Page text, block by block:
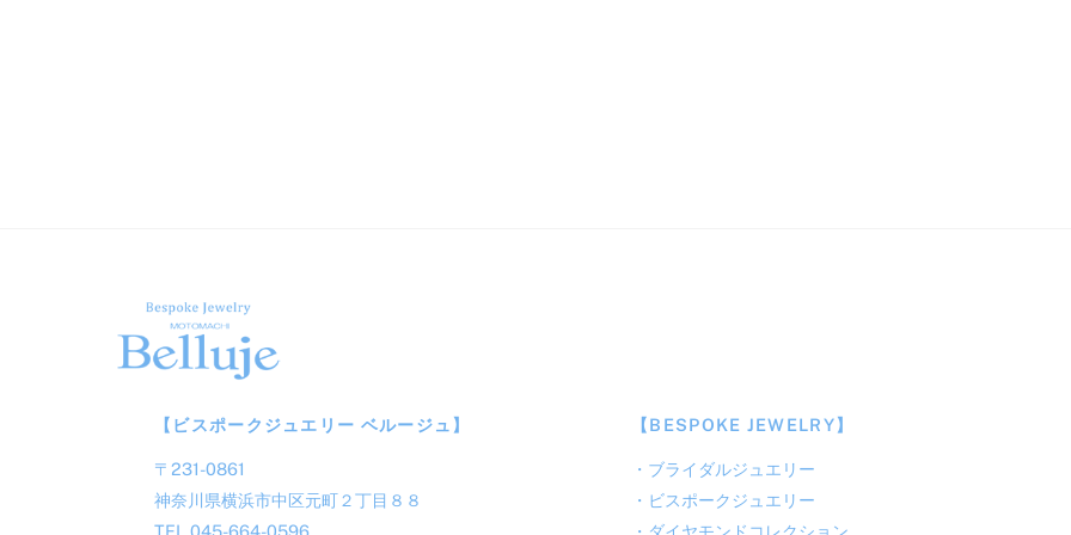
【ビスポークジュエリー ベルージュ】
〒231-0861
神奈川県横浜市中区元町２丁目８８
TEL 045-664-0596
【BESPOKE JEWELRY】
・ ブライダルジュエリー
・ ビスポークジュエリー
・ ダイヤモンドコレクション